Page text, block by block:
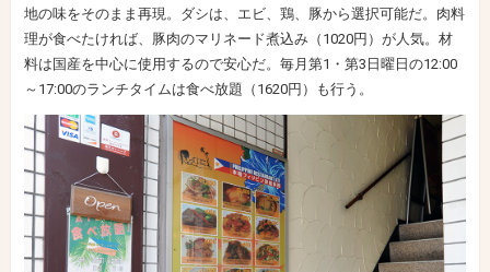
地の味をそのまま再現。ダシは、エビ、鶏、豚から選択可能だ。肉料
理が食べたければ、豚肉のマリネード煮込み（1020円）が人気。材
料は国産を中心に使用するので安心だ。毎月第1・第3日曜日の12:00
～17:00のランチタイムは食べ放題（1620円）も行う。